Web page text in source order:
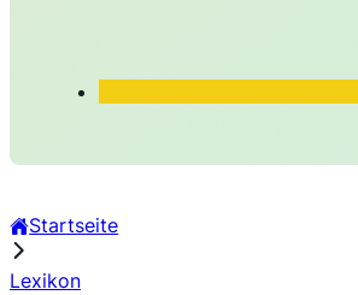
Startseite
Lexikon